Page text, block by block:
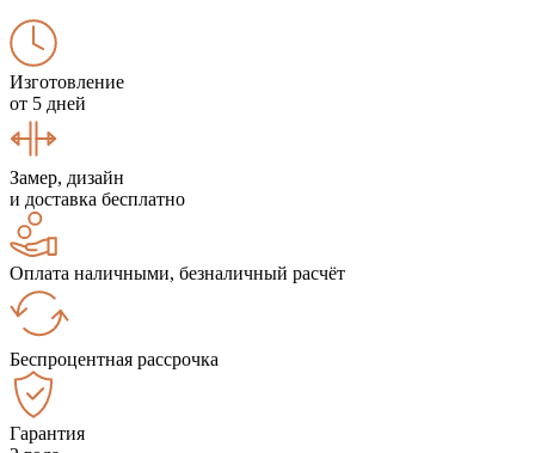
Изготовление
от 5 дней
Замер, дизайн
и доставка бесплатно
Оплата наличными, безналичный расчёт
Беспроцентная рассрочка
Гарантия